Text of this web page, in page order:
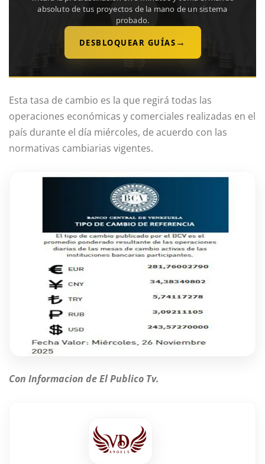
absoluto de tus proyectos de la mano de un sistema
probado.
DESBLOQUEAR GUÍAS →
Esta tasa de cambio es la que regirá todas las
operaciones económicas y comerciales realizadas en el
país durante el día miércoles, de acuerdo con las
normativas cambiarias vigentes.
Con Informacion de El Publico Tv.